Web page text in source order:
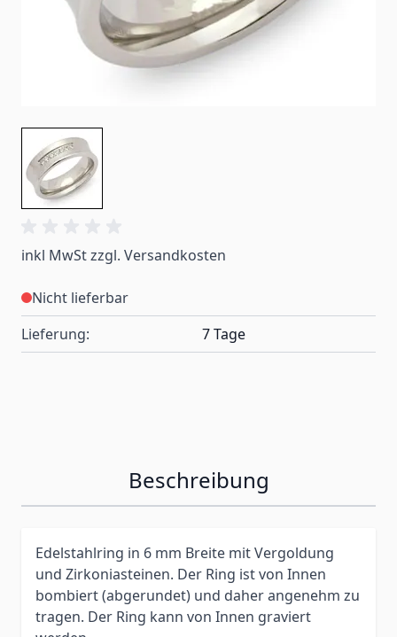
inkl MwSt zzgl. Versandkosten
Nicht lieferbar
Lieferung:
7 Tage
Beschreibung
Edelstahlring in 6 mm Breite mit Vergoldung
und Zirkoniasteinen. Der Ring ist von Innen
bombiert (abgerundet) und daher angenehm zu
tragen. Der Ring kann von Innen graviert